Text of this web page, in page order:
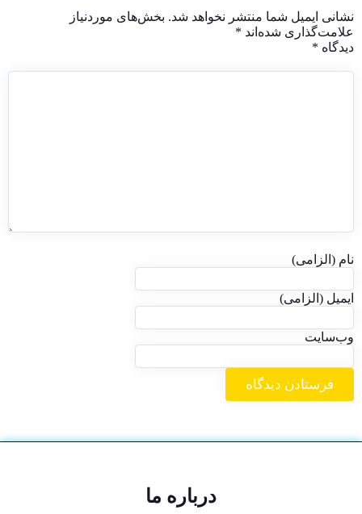
نشانی ایمیل شما منتشر نخواهد شد. بخش‌های موردنیاز
علامت‌گذاری شده‌اند *
دیدگاه *
نام (الزامی)
ایمیل (الزامی)
وب‌سایت
درباره ما